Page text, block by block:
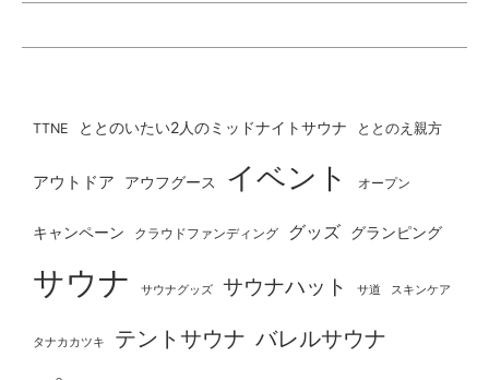
TTNE ととのいたい2人のミッドナイトサウナ ととのえ親方
アウトドア アウフグース イベント オープン
キャンペーン クラウドファンディング グッズ グランピング
サウナ サウナグッズ サウナハット サ道 スキンケア
タナカカツキ テントサウナ バレルサウナ